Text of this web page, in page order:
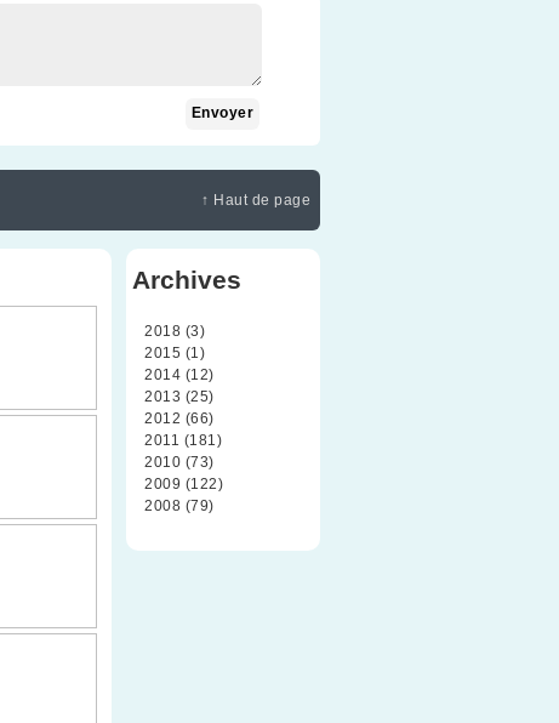
↑ Haut de page
Archives
2018 (3)
2015 (1)
2014 (12)
2013 (25)
2012 (66)
2011 (181)
2010 (73)
2009 (122)
2008 (79)